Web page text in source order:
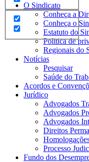
O Sindicato
Conheça a
Conheça o
Estatuto do
Politica de
Regionais do
Notícias
Pesquisar
Saúde do
Acordos e
Jurídico
Advogados
Advogados
Advogados
Direitos
Processo
Fundo dos